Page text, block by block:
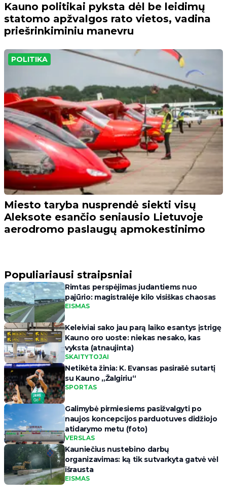
Kauno politikai pyksta dėl be leidimų
statomo apžvalgos rato vietos, vadina
priešrinkiminiu manevru
POLITIKA
Miesto taryba nusprendė siekti visų
Aleksote esančio seniausio Lietuvoje
aerodromo paslaugų apmokestinimo
Populiariausi straipsniai
Rimtas perspėjimas judantiems nuo
pajūrio: magistralėje kilo visiškas chaosas
EISMAS
Keleiviai sako jau parą laiko esantys įstrigę
Kauno oro uoste: niekas nesako, kas
vyksta (atnaujinta)
SKAITYTOJAI
Netikėta žinia: K. Evansas pasirašė sutartį
su Kauno „Žalgiriu“
SPORTAS
Galimybė pirmiesiems pasižvalgyti po
naujos koncepcijos parduotuves didžiojo
atidarymo metu (foto)
VERSLAS
Kauniečius nustebino darbų
organizavimas: ką tik sutvarkyta gatvė vėl
išrausta
EISMAS